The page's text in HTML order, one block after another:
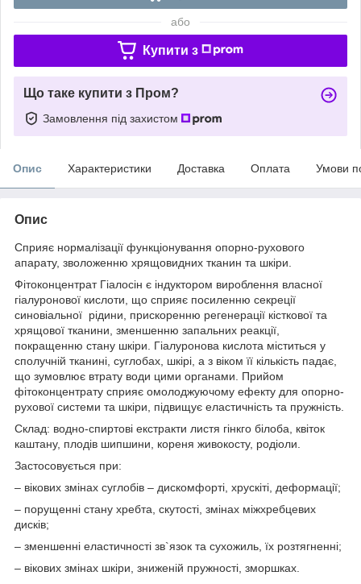
або
Купити з
Що таке купити з Пром?
Замовлення під захистом
Опис Характеристики Доставка Оплата Умови
Опис
Сприяє нормалізації функціонування опорно-рухового
апарату, зволоженню хрящовидних тканин та шкіри.
Фітоконцентрат Гіалосін є індуктором вироблення власної
гіалуронової кислоти, що сприяє посиленню секреції
синовіальної рідини, прискоренню регенерації кісткової та
хрящової тканини, зменшенню запальних реакції,
покращенню стану шкіри. Гіалуронова кислота міститься у
сполучній тканині, суглобах, шкірі, а з віком її кількість падає,
що зумовлює втрату води цими органами. Прийом
фітоконцентрату сприяє омолоджуючому ефекту для опорно-
рухової системи та шкіри, підвищує еластичність та пружність.
Склад: водно-спиртові екстракти листя гінкго білоба, квіток
каштану, плодів шипшини, кореня живокосту, родіоли.
Застосовується при:
– вікових змінах суглобів – дискомфорті, хрускіті, деформації;
– порущенні стану хребта, скутості, змінах міжхребцевих
дисків;
– зменшенні еластичності зв`язок та сухожиль, їх розтягненні;
– вікових змінах шкіри, зниженій пружності, зморшках.